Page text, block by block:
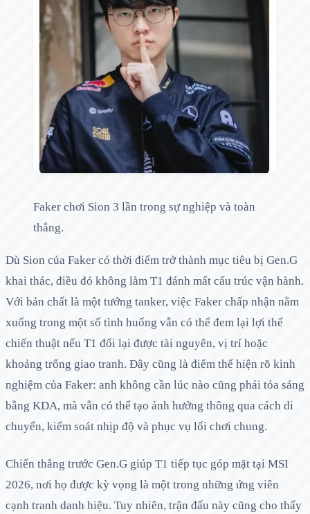
Faker chơi Sion 3 lần trong sự nghiệp và toàn
thắng.
Dù Sion của Faker có thời điểm trở thành mục tiêu bị Gen.G
khai thác, điều đó không làm T1 đánh mất cấu trúc vận hành.
Với bản chất là một tướng tanker, việc Faker chấp nhận nằm
xuống trong một số tình huống vẫn có thể đem lại lợi thế
chiến thuật nếu T1 đổi lại được tài nguyên, vị trí hoặc
khoảng trống giao tranh. Đây cũng là điểm thể hiện rõ kinh
nghiệm của Faker: anh không cần lúc nào cũng phải tỏa sáng
bằng KDA, mà vẫn có thể tạo ảnh hưởng thông qua cách di
chuyển, kiểm soát nhịp độ và phục vụ lối chơi chung.
Chiến thắng trước Gen.G giúp T1 tiếp tục góp mặt tại MSI
2026, nơi họ được kỳ vọng là một trong những ứng viên
cạnh tranh danh hiệu. Tuy nhiên, trận đấu này cũng cho thấy